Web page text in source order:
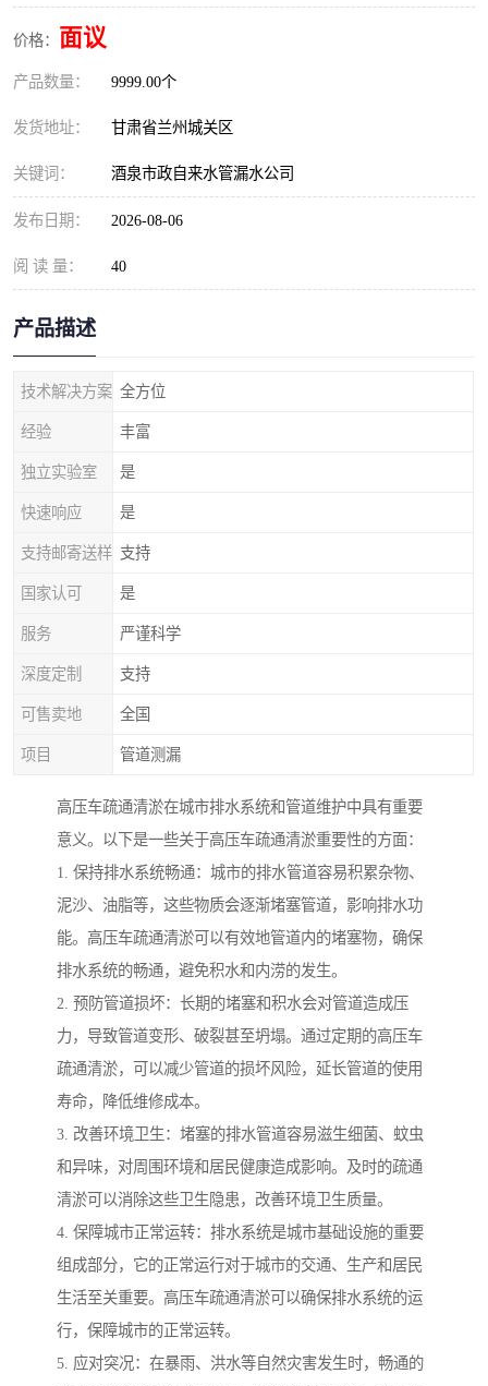
价格： 面议
产品数量： 9999.00个
发货地址： 甘肃省兰州城关区
关键词： 酒泉市政自来水管漏水公司
发布日期： 2026-08-06
阅 读 量： 40
产品描述
技术解决方案 全方位
经验 丰富
独立实验室 是
快速响应 是
支持邮寄送样 支持
国家认可 是
服务 严谨科学
深度定制 支持
可售卖地 全国
项目 管道测漏
高压车疏通清淤在城市排水系统和管道维护中具有重要
意义。以下是一些关于高压车疏通清淤重要性的方面：
1. 保持排水系统畅通：城市的排水管道容易积累杂物、
泥沙、油脂等，这些物质会逐渐堵塞管道，影响排水功
能。高压车疏通清淤可以有效地管道内的堵塞物，确保
排水系统的畅通，避免积水和内涝的发生。
2. 预防管道损坏：长期的堵塞和积水会对管道造成压
力，导致管道变形、破裂甚至坍塌。通过定期的高压车
疏通清淤，可以减少管道的损坏风险，延长管道的使用
寿命，降低维修成本。
3. 改善环境卫生：堵塞的排水管道容易滋生细菌、蚊虫
和异味，对周围环境和居民健康造成影响。及时的疏通
清淤可以消除这些卫生隐患，改善环境卫生质量。
4. 保障城市正常运转：排水系统是城市基础设施的重要
组成部分，它的正常运行对于城市的交通、生产和居民
生活至关重要。高压车疏通清淤可以确保排水系统的运
行，保障城市的正常运转。
5. 应对突况：在暴雨、洪水等自然灾害发生时，畅通的